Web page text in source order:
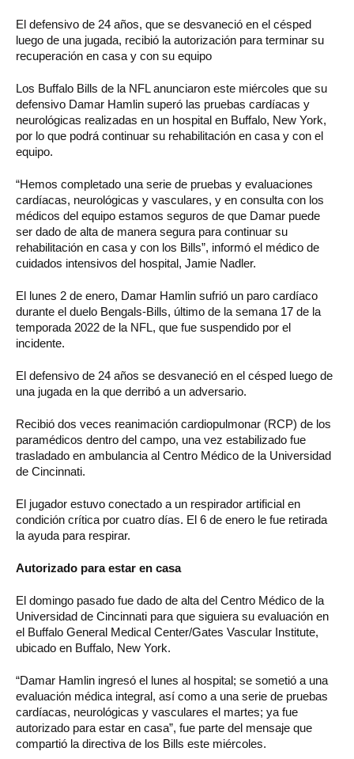
El defensivo de 24 años, que se desvaneció en el césped
luego de una jugada, recibió la autorización para terminar su
recuperación en casa y con su equipo
Los Buffalo Bills de la NFL anunciaron este miércoles que su
defensivo Damar Hamlin superó las pruebas cardíacas y
neurológicas realizadas en un hospital en Buffalo, New York,
por lo que podrá continuar su rehabilitación en casa y con el
equipo.
“Hemos completado una serie de pruebas y evaluaciones
cardíacas, neurológicas y vasculares, y en consulta con los
médicos del equipo estamos seguros de que Damar puede
ser dado de alta de manera segura para continuar su
rehabilitación en casa y con los Bills”, informó el médico de
cuidados intensivos del hospital, Jamie Nadler.
El lunes 2 de enero, Damar Hamlin sufrió un paro cardíaco
durante el duelo Bengals-Bills, último de la semana 17 de la
temporada 2022 de la NFL, que fue suspendido por el
incidente.
El defensivo de 24 años se desvaneció en el césped luego de
una jugada en la que derribó a un adversario.
Recibió dos veces reanimación cardiopulmonar (RCP) de los
paramédicos dentro del campo, una vez estabilizado fue
trasladado en ambulancia al Centro Médico de la Universidad
de Cincinnati.
El jugador estuvo conectado a un respirador artificial en
condición crítica por cuatro días. El 6 de enero le fue retirada
la ayuda para respirar.
Autorizado para estar en casa
El domingo pasado fue dado de alta del Centro Médico de la
Universidad de Cincinnati para que siguiera su evaluación en
el Buffalo General Medical Center/Gates Vascular Institute,
ubicado en Buffalo, New York.
“Damar Hamlin ingresó el lunes al hospital; se sometió a una
evaluación médica integral, así como a una serie de pruebas
cardíacas, neurológicas y vasculares el martes; ya fue
autorizado para estar en casa”, fue parte del mensaje que
compartió la directiva de los Bills este miércoles.